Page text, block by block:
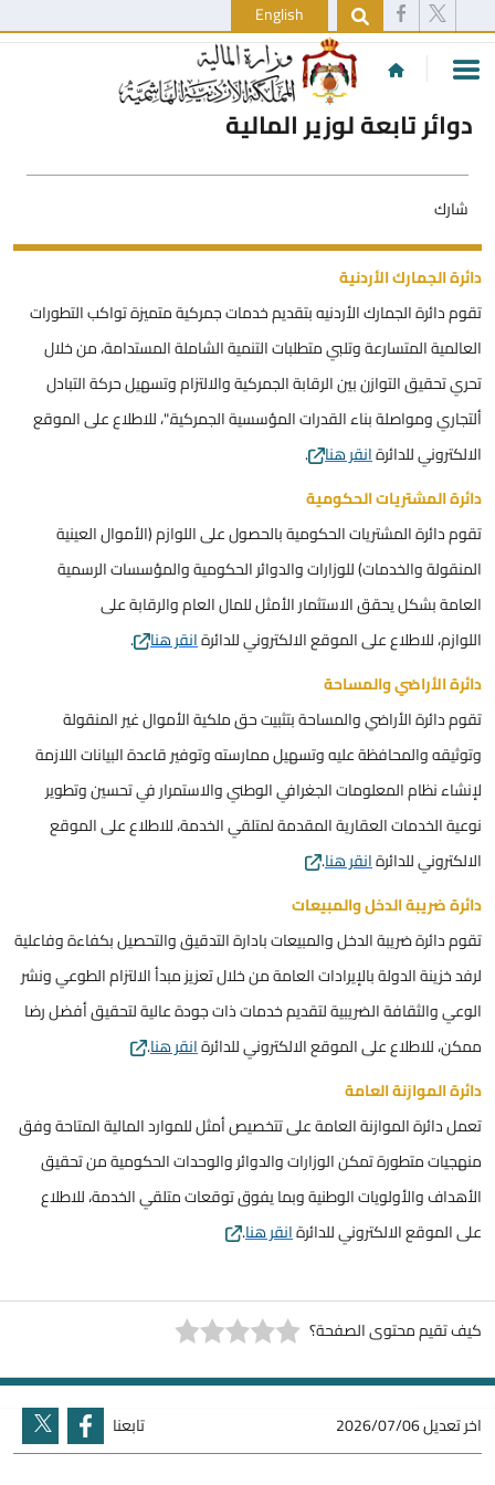
English
دوائر تابعة لوزير المالية
شارك
دائرة الجمارك الأردنية
تقوم دائرة الجمارك الأردنيه بتقديم خدمات جمركية متميزة تواكب التطورات
العالمية المتسارعة وتلبي متطلبات التنمية الشاملة المستدامة، من خلال
تحري تحقيق التوازن بين الرقابة الجمركية والالتزام وتسهيل حركة التبادل
ألتجاري ومواصلة بناء القدرات المؤسسية الجمركية."، للاطلاع على الموقع
الالكتروني للدائرةانقر هنا .
دائرة المشتريات الحكومية
تقوم دائرة المشتريات الحكومية بالحصول على اللوازم (الأموال العينية
المنقولة والخدمات) للوزارات والدوائر الحكومية والمؤسسات الرسمية
العامة بشكل يحقق الاستثمار الأمثل للمال العام والرقابة على
اللوازم، للاطلاع على الموقع الالكتروني للدائرةانقر هنا .
دائرة الأراضي والمساحة
تقوم دائرة الأراضي والمساحة بتثبيت حق ملكية الأموال غير المنقولة
وتوثيقه والمحافظة عليه وتسهيل ممارسته وتوفير قاعدة البيانات اللازمة
لإنشاء نظام المعلومات الجغرافي الوطني والاستمرار في تحسين وتطوير
نوعية الخدمات العقارية المقدمة لمتلقي الخدمة، للاطلاع على الموقع
الالكتروني للدائرةانقر هنا.
دائرة ضريبة الدخل والمبيعات
تقوم دائرة ضريبة الدخل والمبيعات بادارة التدقيق والتحصيل بكفاءة وفاعلية
لرفد خزينة الدولة بالإيرادات العامة من خلال تعزيز مبدأ الالتزام الطوعي ونشر
الوعي والثقافة الضريبية لتقديم خدمات ذات جودة عالية لتحقيق أفضل رضا
ممكن، للاطلاع على الموقع الالكتروني للدائرةانقر هنا.
دائرة الموازنة العامة
تعمل دائرة الموازنة العامة على تتخصيص أمثل للموارد المالية المتاحة وفق
منهجيات متطورة تمكن الوزارات والدوائر والوحدات الحكومية من تحقيق
الأهداف والأولويات الوطنية وبما يفوق توقعات متلقي الخدمة، للاطلاع
على الموقع الالكتروني للدائرةانقر هنا.
كيف تقيم محتوى الصفحة؟
اخر تعديل2026/07/06 تابعنا